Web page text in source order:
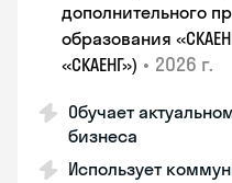
дополнительного
образования
«СКАЕНГ») • 2026 г.
Обучает
бизнеса
Использует